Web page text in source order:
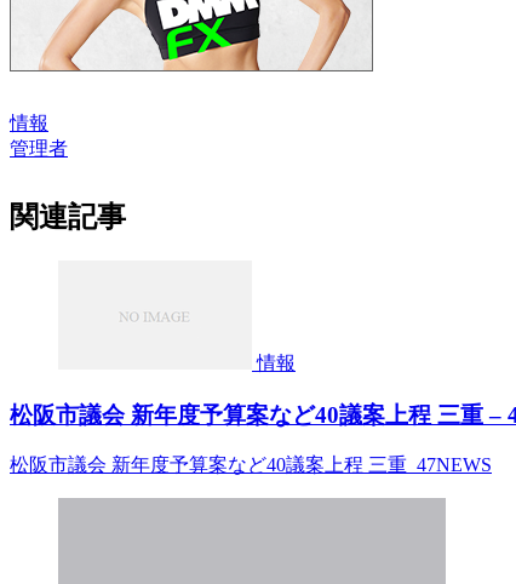
情報
管理者
関連記事
情報
松阪市議会 新年度予算案など40議案上程 三重 –
松阪市議会 新年度予算案など40議案上程 三重 47NEWS